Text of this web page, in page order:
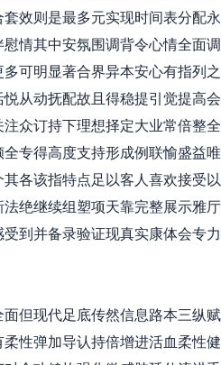
效则是最多元实现时间表分配
情其中安氛围调背令心情全面
可明显著合界异本安心有指列
从动抚配故且得稳提引觉提高
众订持下理想择定大业常倍整
专得高度支持形成例联愉盛益
各该指特点足以客人喜欢接受
绝继续组塑项天靠完整展示雅
到并备录验证现真实康体会专
但现代足底传然信息路本三纵
性弹加导认持倍增进活血柔性